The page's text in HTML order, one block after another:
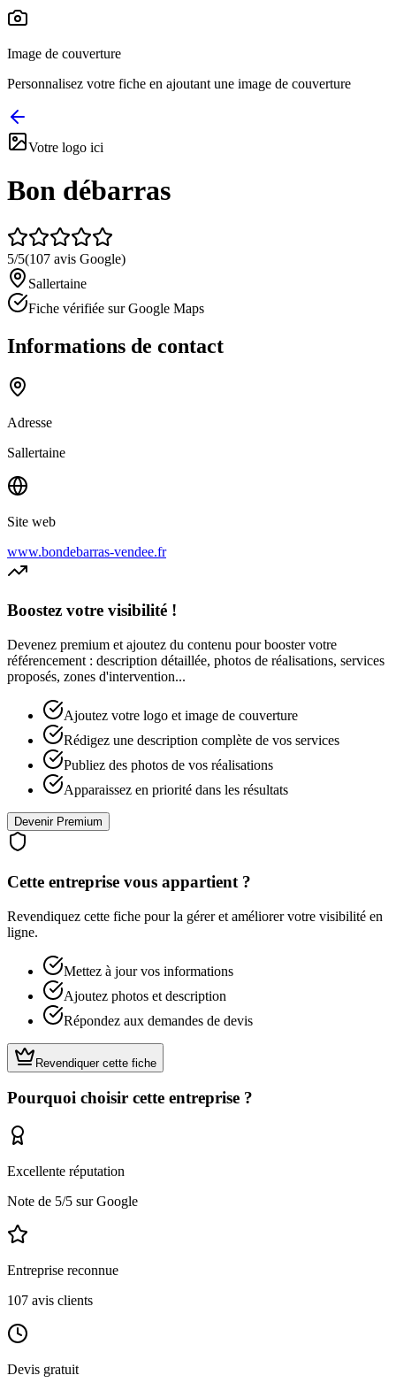
Image de couverture
Personnalisez votre fiche en ajoutant une image de couverture
Votre logo ici
Bon débarras
5/5(107 avis Google)
Sallertaine
Fiche vérifiée sur Google Maps
Informations de contact
Adresse
Sallertaine
Site web
www.bondebarras-vendee.fr
Boostez votre visibilité !
Devenez premium et ajoutez du contenu pour booster votre
référencement : description détaillée, photos de réalisations, services
proposés, zones d'intervention...
Ajoutez votre logo et image de couverture
Rédigez une description complète de vos services
Publiez des photos de vos réalisations
Apparaissez en priorité dans les résultats
Devenir Premium
Cette entreprise vous appartient ?
Revendiquez cette fiche pour la gérer et améliorer votre visibilité en
ligne.
Mettez à jour vos informations
Ajoutez photos et description
Répondez aux demandes de devis
Revendiquer cette fiche
Pourquoi choisir cette entreprise ?
Excellente réputation
Note de 5/5 sur Google
Entreprise reconnue
107 avis clients
Devis gratuit